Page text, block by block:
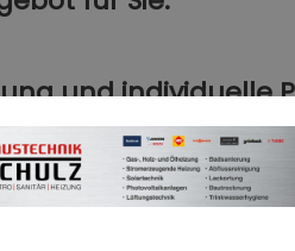
und individuelle
und Vorschriften für Sie
Form der Wärmepumpe für
Kostenaufstellung und